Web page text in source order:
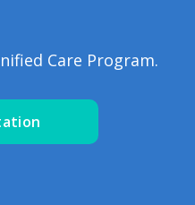
Care Program.